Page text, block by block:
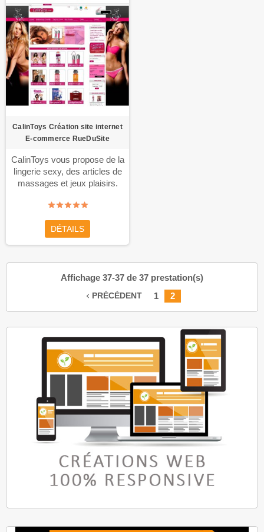
CalinToys Création site internet
E-commerce RueDuSite
CalinToys vous propose de la
lingerie sexy, des articles de
massages et jeux plaisirs.
commerce RueDuSite.com.
DÉTAILS
Affichage 37-37 de 37 prestation(s)
navigate_before PRÉCÉDENT 1 2